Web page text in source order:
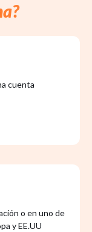
cuenta
o en uno de
y EE.UU